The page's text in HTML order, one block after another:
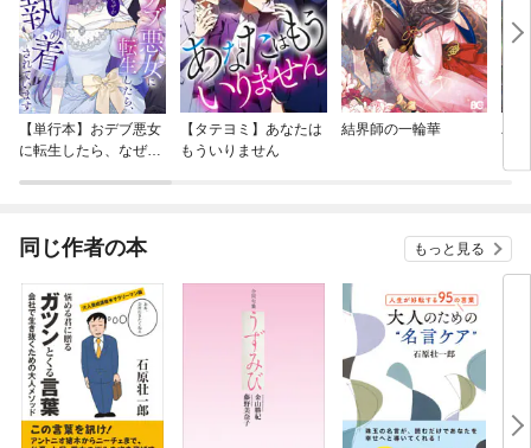
【単行本】おデブ悪女
に転生したら、なぜか
【タテヨミ】あなたは
もういりません
結界師の一輪華
バ
今
同じ作者の本 もっと見る